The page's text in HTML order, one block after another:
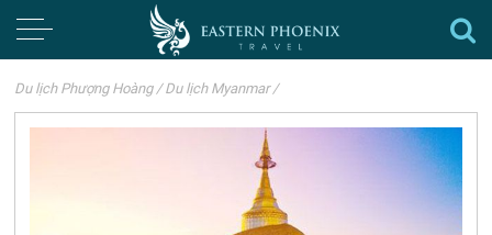
Du lịch Phượng Hoàng / Du lịch Myanmar /